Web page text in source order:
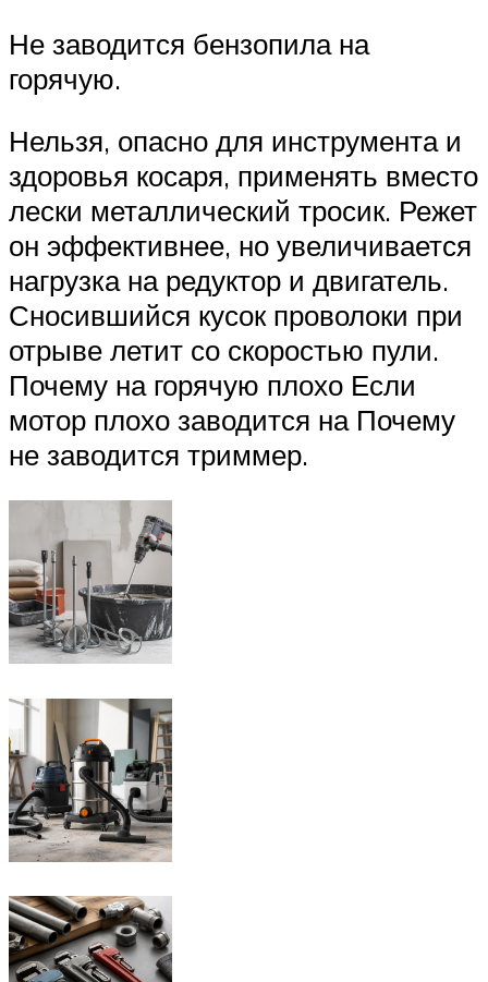
Не заводится бензопила на
горячую.
Нельзя, опасно для инструмента и
здоровья косаря, применять вместо
лески металлический тросик. Режет
он эффективнее, но увеличивается
нагрузка на редуктор и двигатель.
Сносившийся кусок проволоки при
отрыве летит со скоростью пули.
Почему на горячую плохо Если
мотор плохо заводится на Почему
не заводится триммер.